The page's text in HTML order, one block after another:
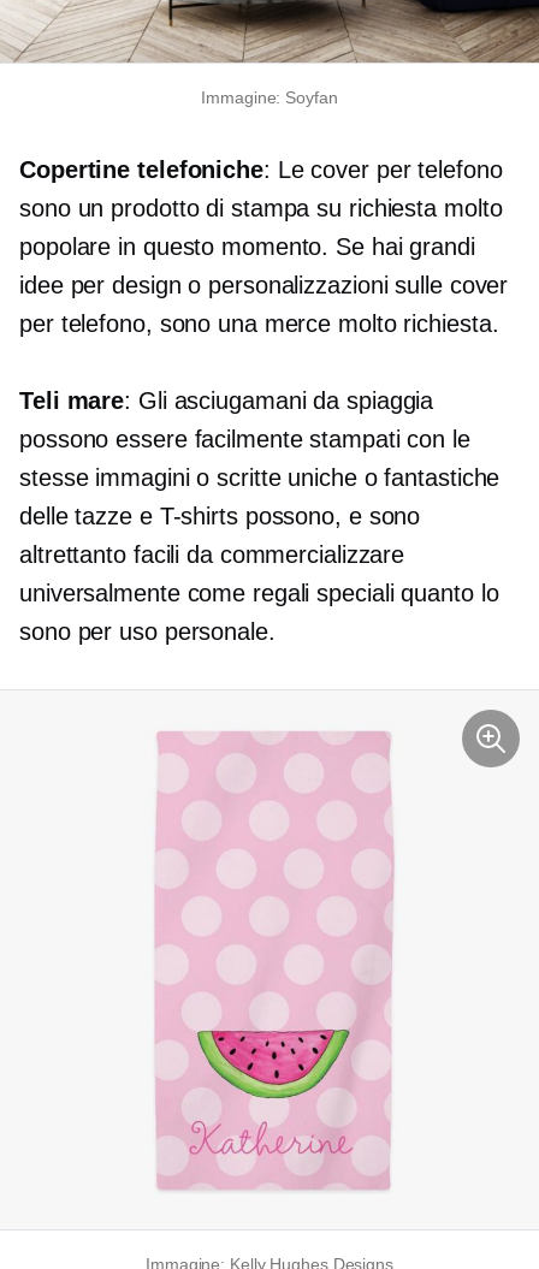
Immagine: Soyfan
Copertine telefoniche: Le cover per telefono
sono un prodotto di stampa su richiesta molto
popolare in questo momento. Se hai grandi
idee per design o personalizzazioni sulle cover
per telefono, sono una merce molto richiesta.
Teli mare: Gli asciugamani da spiaggia
possono essere facilmente stampati con le
stesse immagini o scritte uniche o fantastiche
delle tazze e T-shirtspossono, e sono
altrettanto facili da commercializzare
universalmente come regali speciali quanto lo
sono per uso personale.
Immagine: Kelly Hughes Designs